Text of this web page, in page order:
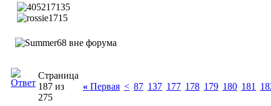
Страница
187 из
275
« Первая < 87 137 177 178 179 180 181